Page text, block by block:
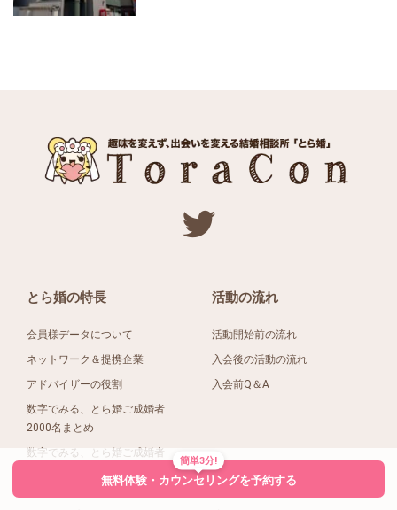
とら婚の特長
会員様データについて
ネットワーク＆提携企業
アドバイザーの役割
数字でみる、とら婚ご成婚者
2000名まとめ
数字でみる、とら婚ご成婚者
活動の流れ
活動開始前の流れ
入会後の活動の流れ
入会前Q＆A
簡単3分!
無料体験・カウンセリングを予約する